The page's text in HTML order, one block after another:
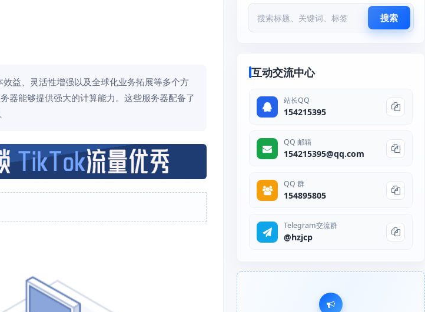
益、灵活性增强以及全球化业务拓展等多个方
器能够提供强大的计算能力。这些服务器配备了
搜索
互动交流中心
站长QQ
154215395
QQ 邮箱
154215395@qq.com
QQ 群
154895805
Telegram交流群
@hzjcp